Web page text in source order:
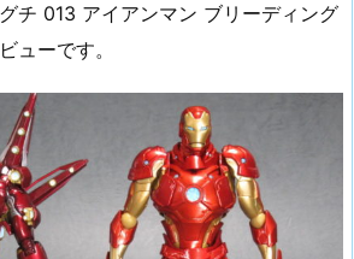
チ 013 アイアンマン ブリーディング
ューです。